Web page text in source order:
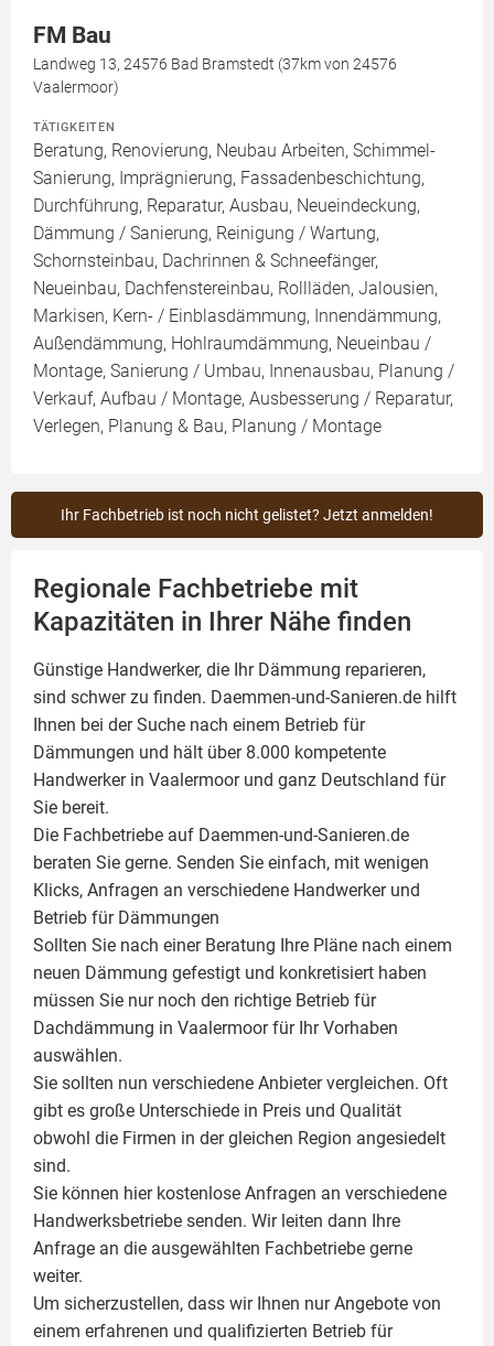
FM Bau
Landweg 13, 24576 Bad Bramstedt (37km von 24576
Vaalermoor)
TÄTIGKEITEN
Beratung, Renovierung, Neubau Arbeiten, Schimmel-
Sanierung, Imprägnierung, Fassadenbeschichtung,
Durchführung, Reparatur, Ausbau, Neueindeckung,
Dämmung / Sanierung, Reinigung / Wartung,
Schornsteinbau, Dachrinnen & Schneefänger,
Neueinbau, Dachfenstereinbau, Rollläden, Jalousien,
Markisen, Kern- / Einblasdämmung, Innendämmung,
Außendämmung, Hohlraumdämmung, Neueinbau /
Montage, Sanierung / Umbau, Innenausbau, Planung /
Verkauf, Aufbau / Montage, Ausbesserung / Reparatur,
Verlegen, Planung & Bau, Planung / Montage
Ihr Fachbetrieb ist noch nicht gelistet? Jetzt anmelden!
Regionale Fachbetriebe mit
Kapazitäten in Ihrer Nähe finden
Günstige Handwerker, die Ihr Dämmung reparieren,
sind schwer zu finden. Daemmen-und-Sanieren.de hilft
Ihnen bei der Suche nach einem Betrieb für
Dämmungen und hält über 8.000 kompetente
Handwerker in Vaalermoor und ganz Deutschland für
Sie bereit.
Die Fachbetriebe auf Daemmen-und-Sanieren.de
beraten Sie gerne. Senden Sie einfach, mit wenigen
Klicks, Anfragen an verschiedene Handwerker und
Betrieb für Dämmungen
Sollten Sie nach einer Beratung Ihre Pläne nach einem
neuen Dämmung gefestigt und konkretisiert haben
müssen Sie nur noch den richtige Betrieb für
Dachdämmung in Vaalermoor für Ihr Vorhaben
auswählen.
Sie sollten nun verschiedene Anbieter vergleichen. Oft
gibt es große Unterschiede in Preis und Qualität
obwohl die Firmen in der gleichen Region angesiedelt
sind.
Sie können hier kostenlose Anfragen an verschiedene
Handwerksbetriebe senden. Wir leiten dann Ihre
Anfrage an die ausgewählten Fachbetriebe gerne
weiter.
Um sicherzustellen, dass wir Ihnen nur Angebote von
einem erfahrenen und qualifizierten Betrieb für